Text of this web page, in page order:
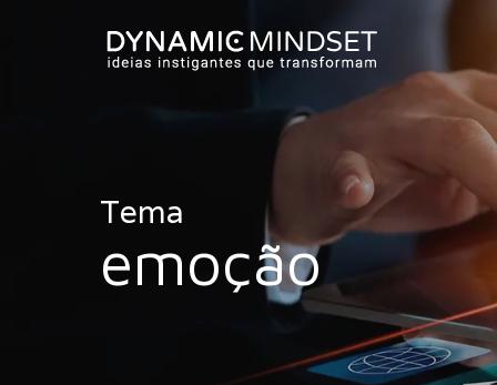
Tema
emoção